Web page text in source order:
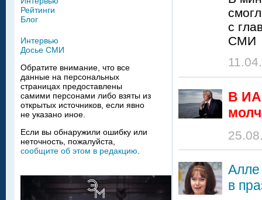
с
СМИ
В ИА
Алле
в
Рейтинги
Блог
Интервью
Досье СМИ
Обратите внимание, что все
данные на персональных
страницах предоставлены
самими персонами либо взяты из
открытых источников, если явно
не указано иное.
Если вы обнаружили ошибку или
неточность, пожалуйста,
сообщите об этом в редакцию